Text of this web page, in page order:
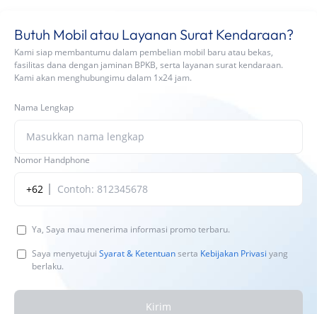
Butuh Mobil atau Layanan Surat Kendaraan?
Kami siap membantumu dalam pembelian mobil baru atau bekas,
fasilitas dana dengan jaminan BPKB, serta layanan surat kendaraan.
Kami akan menghubungimu dalam 1x24 jam.
Nama Lengkap
Nomor Handphone
+62
Ya, Saya mau menerima informasi promo terbaru.
Saya menyetujui Syarat & Ketentuanserta Kebijakan Privasi yang
berlaku.
Kirim